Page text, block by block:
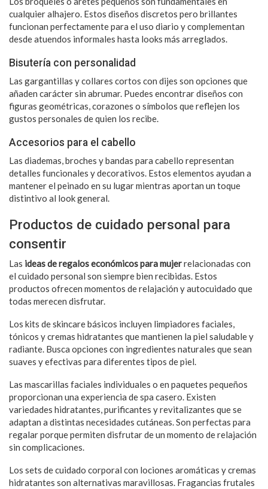
cualquier alhajero. Estos diseños discretos pero brillantes
funcionan perfectamente para el uso diario y complementan
desde atuendos informales hasta looks más arreglados.
Bisutería con personalidad
Las gargantillas y collares cortos con dijes son opciones que
añaden carácter sin abrumar. Puedes encontrar diseños con
figuras geométricas, corazones o símbolos que reflejen los
gustos personales de quien los recibe.
Accesorios para el cabello
Las diademas, broches y bandas para cabello representan
detalles funcionales y decorativos. Estos elementos ayudan a
mantener el peinado en su lugar mientras aportan un toque
distintivo al look general.
Productos de cuidado personal para
consentir
Las ideas de regalos económicos para mujerrelacionadas con
el cuidado personal son siempre bien recibidas. Estos
productos ofrecen momentos de relajación y autocuidado que
todas merecen disfrutar.
Los kits de skincare básicos incluyen limpiadores faciales,
tónicos y cremas hidratantes que mantienen la piel saludable y
radiante. Busca opciones con ingredientes naturales que sean
suaves y efectivas para diferentes tipos de piel.
Las mascarillas faciales individuales o en paquetes pequeños
proporcionan una experiencia de spa casero. Existen
variedades hidratantes, purificantes y revitalizantes que se
adaptan a distintas necesidades cutáneas. Son perfectas para
regalar porque permiten disfrutar de un momento de relajación
sin complicaciones.
Los sets de cuidado corporal con lociones aromáticas y cremas
hidratantes son alternativas maravillosas. Fragancias frutales